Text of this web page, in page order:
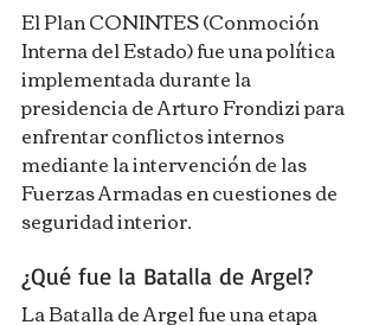
El Plan CONINTES (Conmoción
Interna del Estado) fue una política
implementada durante la
presidencia de Arturo Frondizi para
enfrentar conflictos internos
mediante la intervención de las
Fuerzas Armadas en cuestiones de
seguridad interior.
¿Qué fue la Batalla de Argel?
La Batalla de Argel fue una etapa